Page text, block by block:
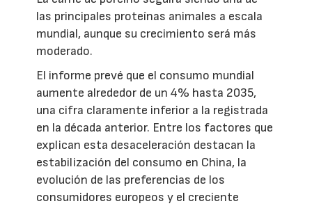
las principales proteínas animales a escala
mundial, aunque su crecimiento será más
moderado.
El informe prevé que el consumo mundial
aumente alrededor de un 4% hasta 2035,
una cifra claramente inferior a la registrada
en la década anterior. Entre los factores que
explican esta desaceleración destacan la
estabilización del consumo en China, la
evolución de las preferencias de los
consumidores europeos y el creciente